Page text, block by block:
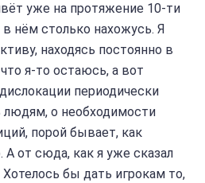
уже на протяжение 10-ти
нём столько нахожусь. Я
находясь постоянно в
я-то остаюсь, а вот
периодически
людям, о необходимости
порой бывает, как
от сюда, как я уже сказал
Хотелось бы дать игрокам то,